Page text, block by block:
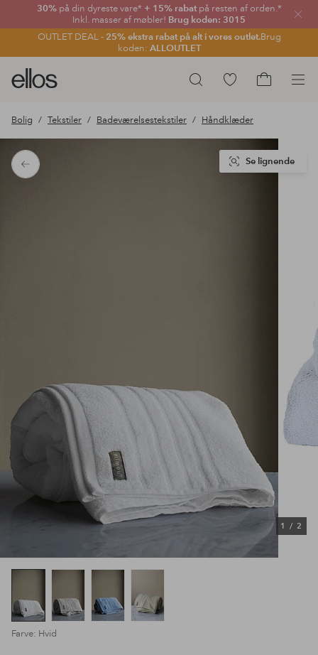
30% på din dyreste vare* + 15% rabatpå resten af orden.*
Inkl. masser af møbler! Brug koden: 3015
OUTLET DEAL - 25% ekstra rabat på alt i vores outlet.Brug
koden: ALLOUTLET
Luk
Søg
Ellos
logo
gå
forsiden
Gå
favoritmarkerede
Bolig Tekstiler Badeværelsestekstiler Håndklæder
Tilbage
1 / 2
Se lignende
Farve: Hvid